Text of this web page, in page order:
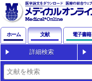
ホーム 文献 電子書籍
詳細検索